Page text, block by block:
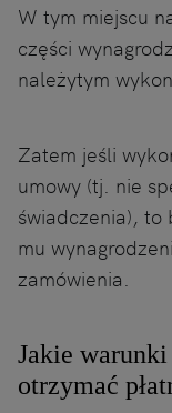
W tym miejscu
części
należytym
Zatem jeśli
umowy (tj. nie
świadczenia), to
mu
zamówienia.
Jakie
otrzymać